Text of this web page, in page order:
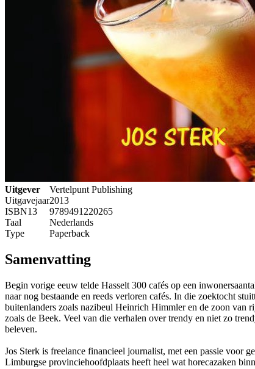
Uitgever
Vertelpunt Publishing
Uitgavejaar2013
ISBN13
9789491220265
Taal
Nederlands
Type
Paperback
Samenvatting
Begin vorige eeuw telde Hasselt 300 cafés op een
naar nog bestaande en reeds verloren cafés. In die zoektocht
buitenlanders zoals nazibeul Heinrich Himmler en de zoon van
zoals de Beek. Veel van die verhalen over trendy en niet zo
beleven.
Jos Sterk is freelance financieel journalist, met een passie voor
Limburgse provinciehoofdplaats heeft heel wat horecazaken